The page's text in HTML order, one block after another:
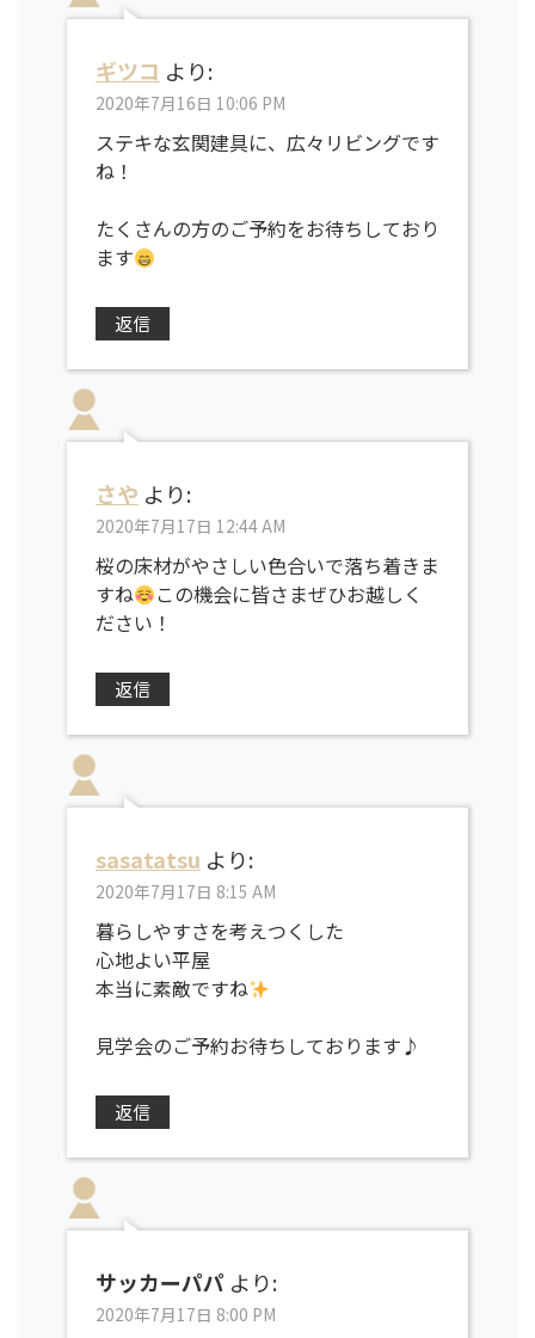
ギツコ より:
2020年7月16日 10:06 PM
ステキな玄関建具に、広々リビングです
ね！
たくさんの方のご予約をお待ちしており
ます
返信
さや より:
2020年7月17日 12:44 AM
桜の床材がやさしい色合いで落ち着きま
すね
この機会に皆さまぜひお越しく
ださい！
返信
sasatatsu より:
2020年7月17日 8:15 AM
暮らしやすさを考えつくした
心地よい平屋
本当に素敵ですね
見学会のご予約お待ちしております♪
返信
サッカーパパ より:
2020年7月17日 8:00 PM